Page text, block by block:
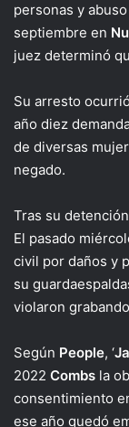
personas y
septiembre en
juez determinó
Su arresto
año diez
de diversas
negado.
Tras su
El pasado
civil por daños y
su
violaron
Según People, ‘
2022 Combs la
consentimiento
ese año quedó